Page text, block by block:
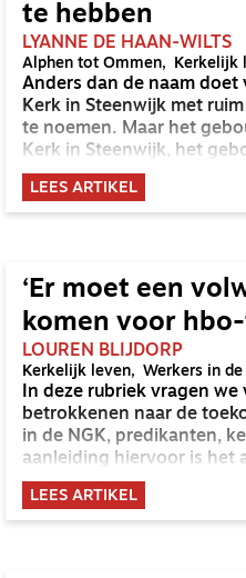
hoogleraar Systematische
over wat de commissie
te hebben
LYANNE DE HAAN-WILTS
Alphen tot Ommen Kerkelijk
Anders dan de naam doet
Kerk in Steenwijk met
te noemen. Maar het
Kerk in Steenwijk, het
meter verderop, waarin de
Rick Winters op, ‘zij
zijn ook wat dat betreft
LEES ARTIKEL
‘Er moet een
komen voor
LOUREN BLIJDORP
Kerkelijk leven Werkers in
In deze rubriek vragen
betrokkenen naar de
in de NGK, predikanten,
aanleiding hiervoor is het
het predikantentekort en
daarvan komend
rondom het mentaal
LEES ARTIKEL